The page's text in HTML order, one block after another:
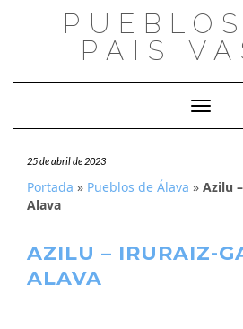
PAIS
25 de abril de 2023
Portada » Pueblos de Álava » Azilu
Alava
AZILU – IRURAIZ-
ALAVA